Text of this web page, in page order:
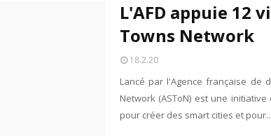
L'AFD appuie 12
Towns Network
18.2.20
Lancé par l'Agence française de
Network (ASToN) est une
pour créer des smart cities et